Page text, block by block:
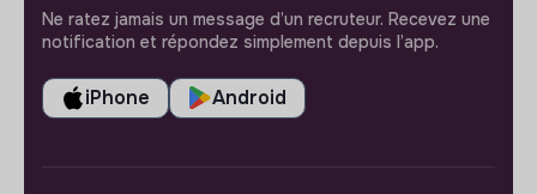
Ne ratez jamais un message d’un recruteur. Recevez une
notification et répondez simplement depuis l’app.
iPhone Android